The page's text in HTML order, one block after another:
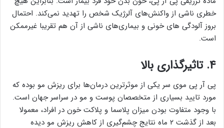
خطری ناشی از واکنش‌های آلرژیک شخص را تهدید نمی‌کند. احتمال
بروز آلودگی ‌های خونی و بیماری‌های ناشی از آن هم تقریبا غیرممکن
است.
۴. تاثیرگذاری بالا
پی آر پی موی سر یکی از موثرترین درمان‌ها برای ریزش مو بوده که
مورد تایید بسیاری از متخصصان پوست و مو در سراسر جهان است.
با وجود متفاوت بودن میزان پلاسما و پلاکت خون در افراد، معمولا
بعد از گذشت ۲ ماه نتایج چشم‌گیری از کاهش ریزش مو دیده